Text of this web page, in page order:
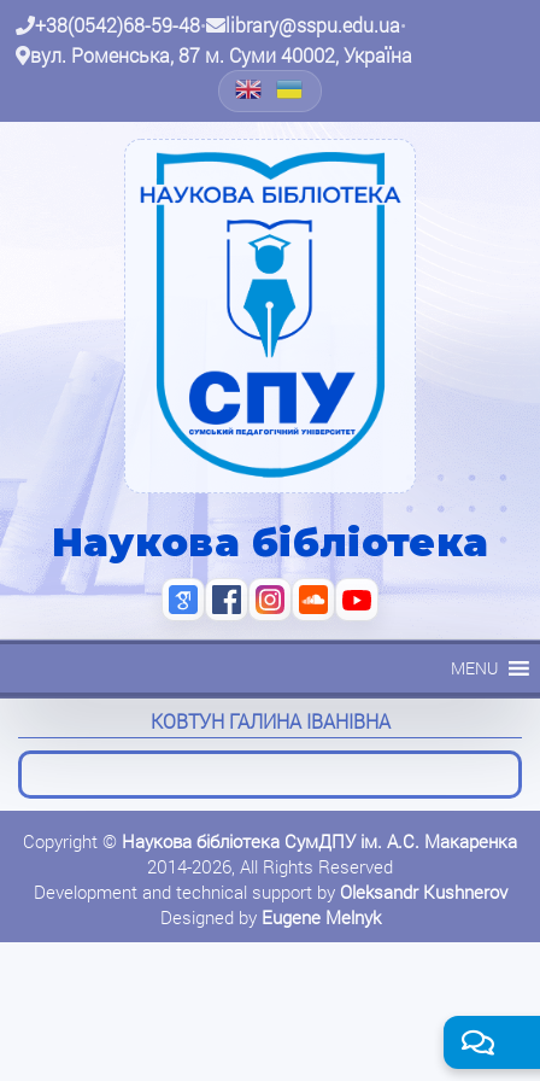
+38(0542)68-59-48• library@sspu.edu.ua•
вул. Роменська, 87 м. Суми 40002, Україна
Наукова бібліотека
MENU
КОВТУН ГАЛИНА ІВАНІВНА
Copyright © Наукова бібліотека СумДПУ ім. А.С. Макаренка
2014-2026, All Rights Reserved
Development and technical support by Oleksandr Kushnerov
Designed by Eugene Melnyk